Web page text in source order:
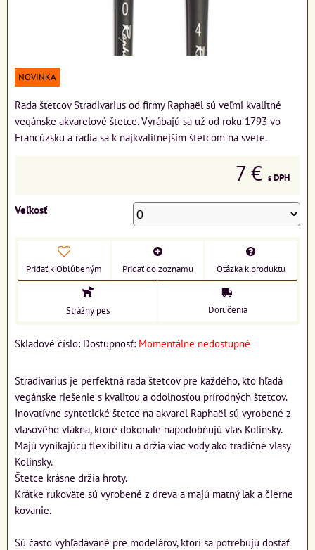
NOVINKA
Rada štetcov Stradivarius od firmy Raphaël sú veľmi kvalitné
vegánske akvarelové štetce. Vyrábajú sa už od roku 1793 vo
Francúzsku a radia sa k najkvalitnejším štetcom na svete.
7 € s DPH
Veľkosť
Pridať k Obľúbeným Pridať do zoznamu Otázka k produktu
Strážny pes Doručenia
Skladové číslo: Dostupnosť: Momentálne nedostupné
Stradivarius je perfektná rada štetcov pre každého, kto hľadá
vegánske riešenie s kvalitou a odolnosťou prírodných štetcov.
Inovatívne syntetické štetce na akvarel Raphaël sú vyrobené z
vlasového vlákna, ktoré dokonale napodobňujú vlas Kolinsky.
Majú vynikajúcu flexibilitu a držia viac vody ako tradičné vlasy
Kolinsky.
Štetce krásne držia hroty.
Krátke rukoväte sú vyrobené z dreva a majú matný lak a čierne
kovanie.
Sú často vyhľadávané pre modelárov, ktorí sa potrebujú dostať